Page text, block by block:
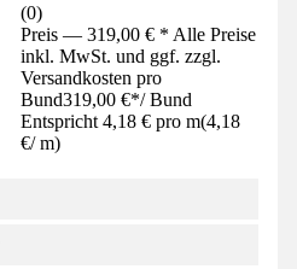
(0)
Preis — 319,00 € * Alle Preise
inkl. MwSt. und ggf. zzgl.
Versandkosten pro
Bund319,00 €*/ Bund
Entspricht 4,18 € pro m(4,18
€/ m)